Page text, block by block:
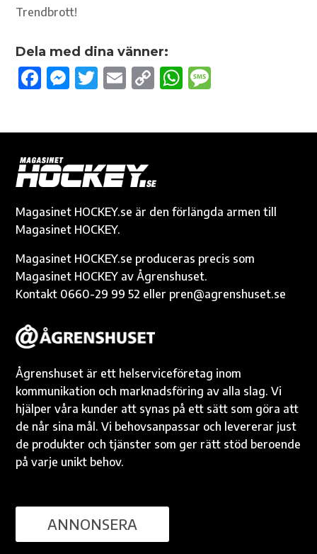
Trendbrott!
Dela med dina vänner:
F
o
o
k
M
g
er
T
r
E
C
n
k
W
p
Magasinet HOCKEY.se är den förlängda armen till
Magasinet HOCKEY.
Magasinet HOCKEY.se produceras precis som
Magasinet HOCKEY av Ågrenshuset.
Kontakt 0660-29 99 52 eller pren@agrenshuset.se
Ågrenshuset är ett helserviceföretag inom
kommunikation och marknadsföring av alla slag. Vi
hjälper våra kunder att synas på ett sätt som göra att
de når sina mål. Vi behovsanpassar och levererar just
de produkter och tjänster som ger rätt stöd beroende
på varje unikt behov.
ANNONSERA